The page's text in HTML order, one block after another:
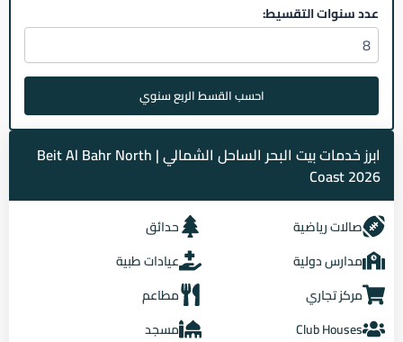
عدد سنوات التقسيط:
احسب القسط الربع سنوي
ابرز خدمات بيت البحر الساحل الشمالي | Beit Al Bahr North
Coast 2026
صالات رياضية
حدائق
مدارس دولية
عيادات طبية
مركز تجاري
مطاعم
Club Houses
مسجد